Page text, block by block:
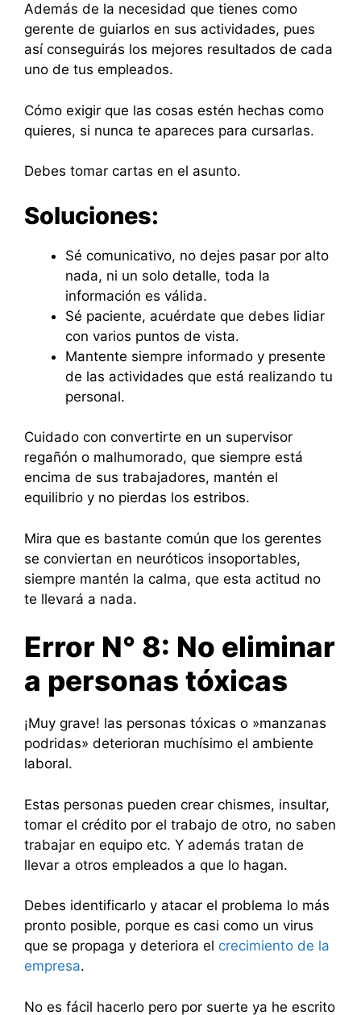
Además de la necesidad que tienes como
gerente de guiarlos en sus actividades, pues
así conseguirás los mejores resultados de cada
uno de tus empleados.
Cómo exigir que las cosas estén hechas como
quieres, si nunca te apareces para cursarlas.
Debes tomar cartas en el asunto.
Soluciones:
Sé comunicativo, no dejes pasar por alto
nada, ni un solo detalle, toda la
información es válida.
Sé paciente, acuérdate que debes lidiar
con varios puntos de vista.
Mantente siempre informado y presente
de las actividades que está realizando tu
personal.
Cuidado con convertirte en un supervisor
regañón o malhumorado, que siempre está
encima de sus trabajadores, mantén el
equilibrio y no pierdas los estribos.
Mira que es bastante común que los gerentes
se conviertan en neuróticos insoportables,
siempre mantén la calma, que esta actitud no
te llevará a nada.
Error N° 8: No eliminar
a personas tóxicas
¡Muy grave! las personas tóxicas o »manzanas
podridas» deterioran muchísimo el ambiente
laboral.
Estas personas pueden crear chismes, insultar,
tomar el crédito por el trabajo de otro, no saben
trabajar en equipo etc. Y además tratan de
llevar a otros empleados a que lo hagan.
Debes identificarlo y atacar el problema lo más
pronto posible, porque es casi como un virus
que se propaga y deteriora el crecimiento de la
empresa.
No es fácil hacerlo pero por suerte ya he escrito